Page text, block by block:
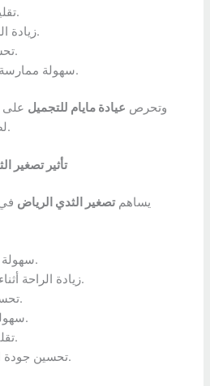
تقليل الشعور بالثقل.
زيادة الراحة أثناء الحركة.
تحسن المظهر العام.
سهولة ممارسة الأنشطة اليومية.
وتحرص عيادة مايام للتجميل على
لضمان أفضل النتائج الممكنة.
تأثير تصغير
يساهمتصغير الثدي الرياض
سهولة ممارسة الرياضة.
زيادة الراحة أثناء المشي والحركة.
تحسين الثقة بالنفس.
سهولة اختيار الملابس.
تقليل الإجهاد البدني.
تحسين جودة الحياة بشكل عام.